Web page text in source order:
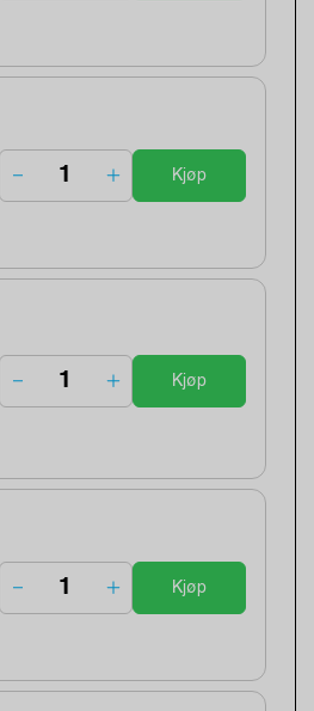
Kjøp
Kjøp
Kjøp